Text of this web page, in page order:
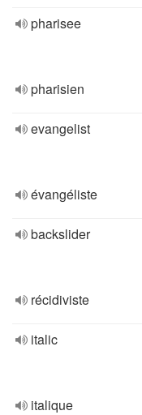
pharisee
pharisien
evangelist
évangéliste
backslider
récidiviste
italic
italique